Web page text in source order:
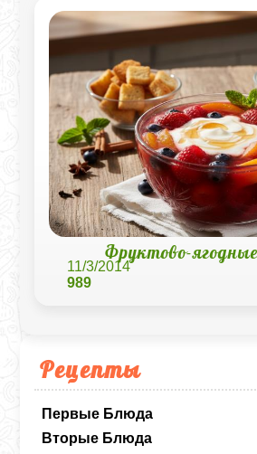
Рецепты
Первые Блюда
Вторые Блюда
Фруктово-
11/3/2014
989